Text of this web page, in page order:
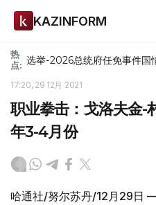
KAZINFORM
热
点: 选举-2026总统府任免事件国
17:20, 29 12月 2021
职业拳击：戈洛夫金-
年3-4月份
哈通社/努尔苏丹/12月29日